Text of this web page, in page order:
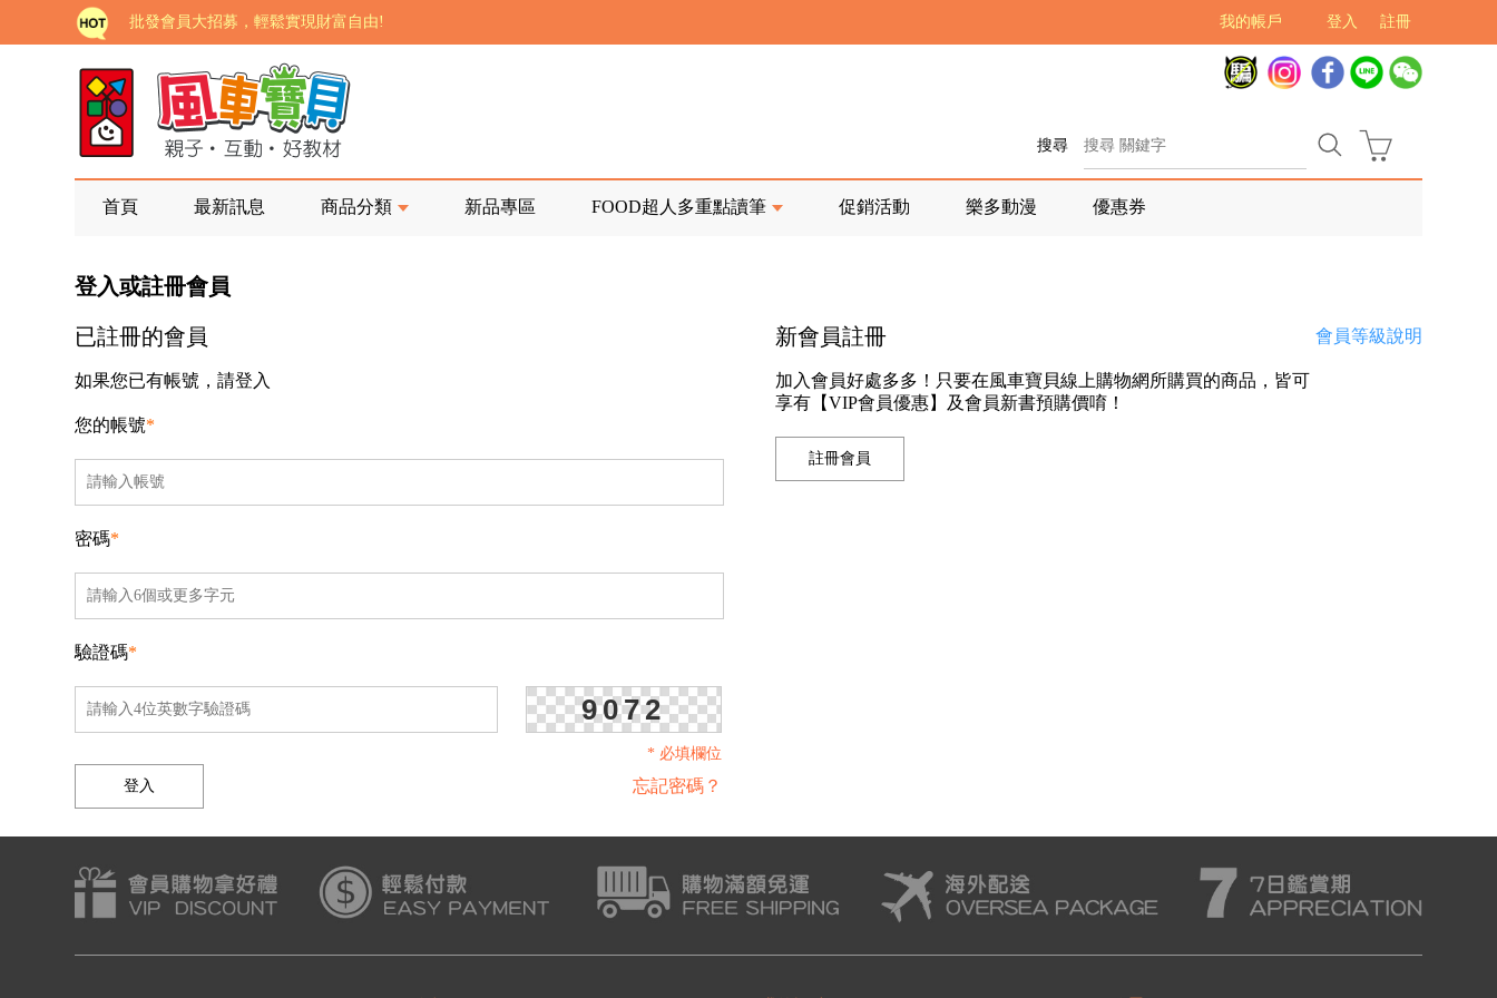
註冊
登入
我的帳戶
批發會員大招募，輕鬆實現財富自由!
如需更改或重開發票 需在訂單成立三天內通知客服 寄回發票需附上回郵郵票
老師您好!!幼教會員火熱招募中~
海外購物免煩惱！點我查看『海外購物流程說明』
家長樂了!「風車書版集團暨FOOD超人企業總部」目前正興建中!
如需更改或重開發票 需在訂單成立三天內通知客服 寄回發票需附上回郵郵票
老師您好!!幼教會員火熱招募中~
海外購物免煩惱！點我查看『海外購物流程說明』
搜尋
首頁 最新訊息 商品分類 新品專區 FOOD超人多重點讀筆 促銷活動 樂多動漫 優惠券
登入或註冊會員
已註冊的會員
如果您已有帳號，請登入
您的帳號*
密碼*
驗證碼*
9072
* 必填欄位
忘記密碼？
新會員註冊 會員等級說明
加入會員好處多多！只要在風車寶貝線上購物網所購買的商品，皆可
享有【VIP會員優惠】及會員新書預購價唷！